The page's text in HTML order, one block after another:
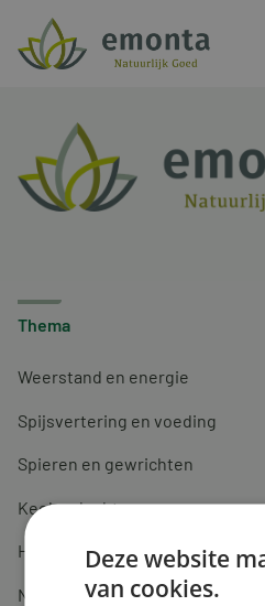
Ga naar de inhoud
Thema
Weerstand en energie
Spijsvertering en voeding
Spieren en gewrichten
Keel en luchtwegen
Huidverzorging
Nachtrust
Deze website
van cookies.